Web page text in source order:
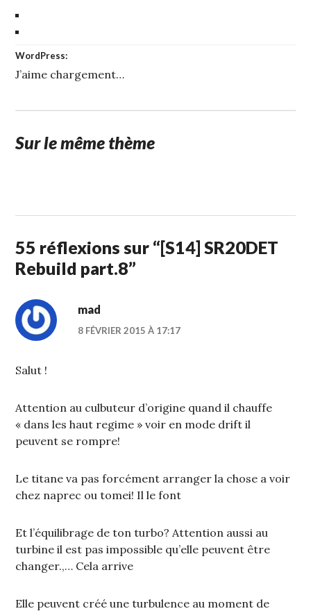
WordPress:
J’aime chargement…
Sur le même thème
55 réflexions sur “[S14] SR20DET
Rebuild part.8”
mad
8 FÉVRIER 2015 À 17:17
Salut !
Attention au culbuteur d’origine quand il chauffe
« dans les haut regime » voir en mode drift il
peuvent se rompre!
Le titane va pas forcément arranger la chose a voir
chez naprec ou tomei! Il le font
Et l’équilibrage de ton turbo? Attention aussi au
turbine il est pas impossible qu’elle peuvent être
changer.,… Cela arrive
Elle peuvent créé une turbulence au moment de